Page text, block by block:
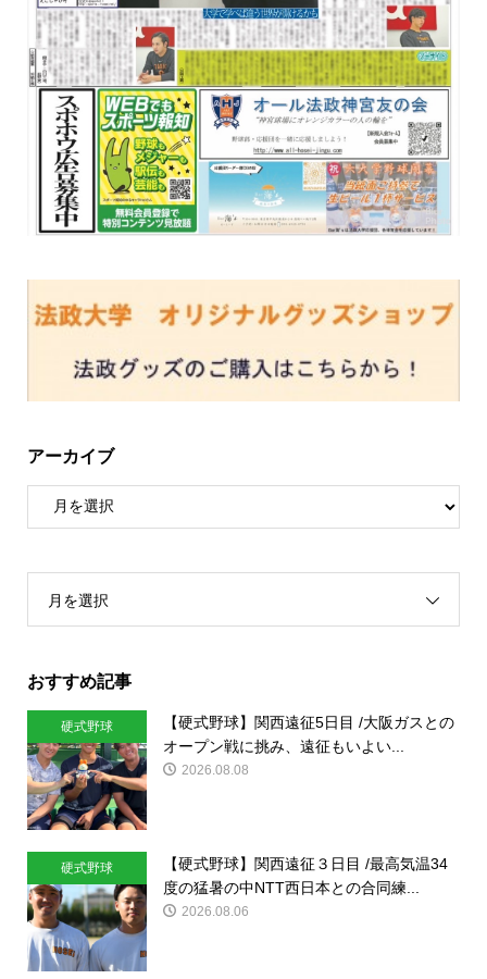
アーカイブ
月を選択
おすすめ記事
硬式野球
【硬式野球】関西遠征5日目 /大阪ガスとの
オープン戦に挑み、遠征もいよい...
2026.08.08
硬式野球
【硬式野球】関西遠征３日目 /最高気温34
度の猛暑の中NTT西日本との合同練...
2026.08.06